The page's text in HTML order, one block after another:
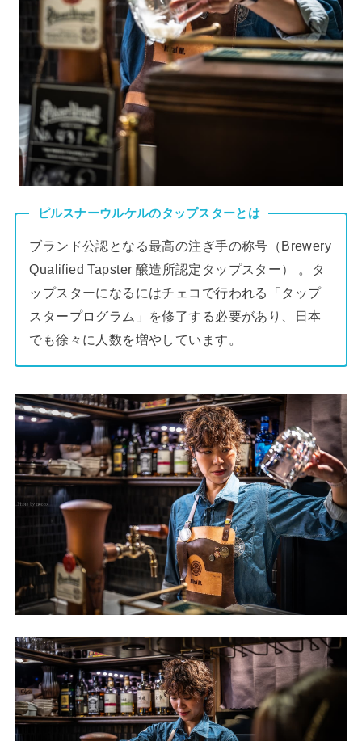
ピルスナーウルケルのタップスターとは
ブランド公認となる最高の注ぎ手の称号（Brewery
Qualified Tapster 醸造所認定タップスター） 。タ
ップスターになるにはチェコで行われる「タップ
スタープログラム」を修了する必要があり、日本
でも徐々に人数を増やしています。